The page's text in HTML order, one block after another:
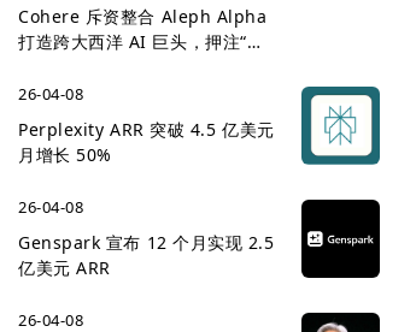
Cohere 斥资整合 Aleph Alpha
打造跨大西洋 AI 巨头，押注“主
26-04-08
Perplexity ARR 突破 4.5 亿美元
月增长 50%
26-04-08
Genspark 宣布 12 个月实现 2.5
亿美元 ARR
26-04-08